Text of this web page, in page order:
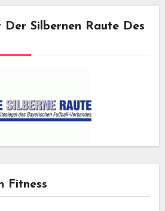
Der Silbernen Raute Des
Fitness